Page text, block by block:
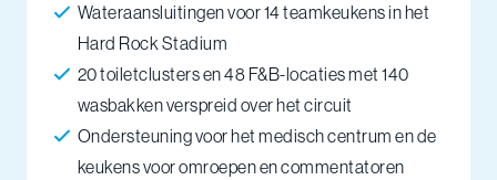
Wateraansluitingen voor 14 teamkeukens in het
Hard Rock Stadium
20 toiletclusters en 48 F&B-locaties met 140
wasbakken verspreid over het circuit
Ondersteuning voor het medisch centrum en de
keukens voor omroepen en commentatoren